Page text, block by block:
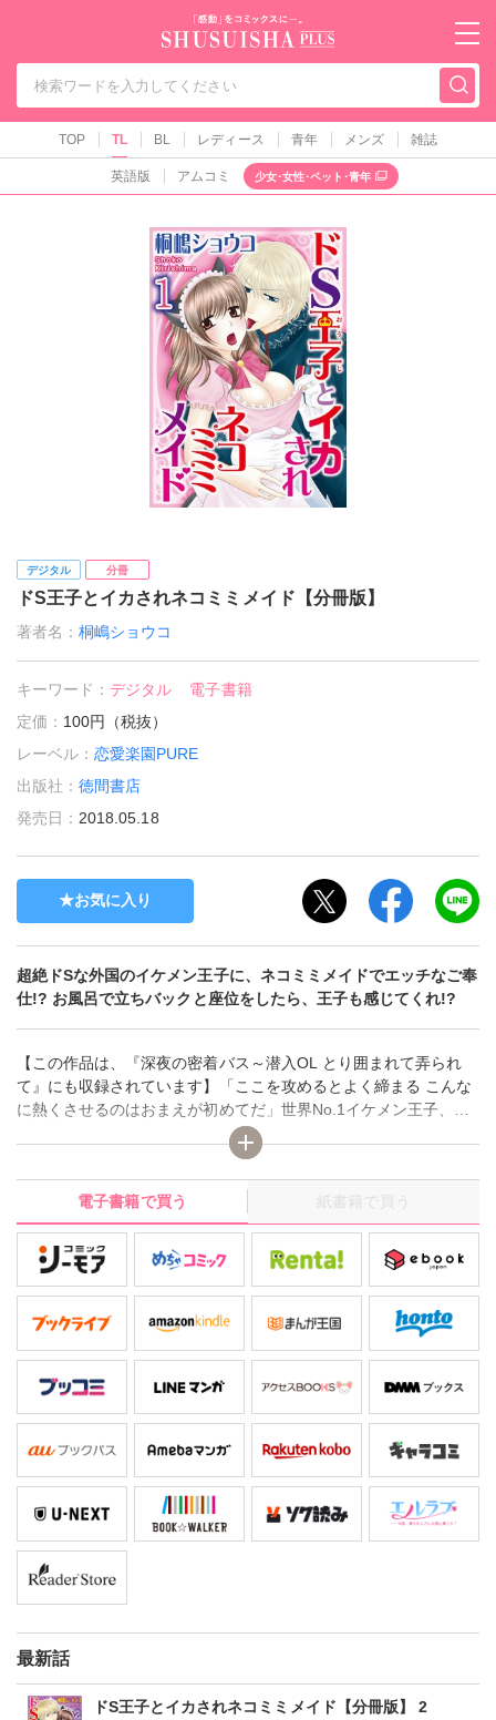
秋水社PLUS（テ
TOP TL BL レディース 青年 メンズ 雑誌
英語版 アムコミ 少女･女性･ペット･青年
デジタル 分冊
ドS王子とイカされネコミミメイド【分冊版】
著者名：桐嶋ショウコ
キーワード：デジタル
電子書籍
定価： 100円（税抜）
レーベル：恋愛楽園PURE
出版社：徳間書店
発売日： 2018.05.18
お気に入り
超絶ドSな外国のイケメン王子に、ネコミミメイドでエッチなご奉
仕!? お風呂で立ちバックと座位をしたら、王子も感じてくれ!?
【この作品は、『深夜の密着バス～潜入OL とり囲まれて弄られ
て』にも収録されています】「ここを攻めるとよく締まる こんな
に熱くさせるのはおまえが初めてだ」世界No.1イケメン王子、ル
ーブル王国の碧殿下が、突然我が家にホームステイしに来て!? え
っ、私が居王子のお世話係!? しかもネコミミメイドの姿で…性欲
処理も!? 王子の超絶ドSなエッチや、傲慢すぎる態度に最初は辟
易してたけど、しつこい元彼を追い払ってくれた姿に思わずキュ
ンキュンしちゃって!? お風呂場でアソコを舐められ、立ちバック
から座位…、王子も感じてくれてるの!? 結ばれるはずもないの
に、私、王子のこといつの間にか…。
電子書籍で買う 紙書籍で買う
最新話
ドS王子とイカされネコミミメイド【分冊版】 2